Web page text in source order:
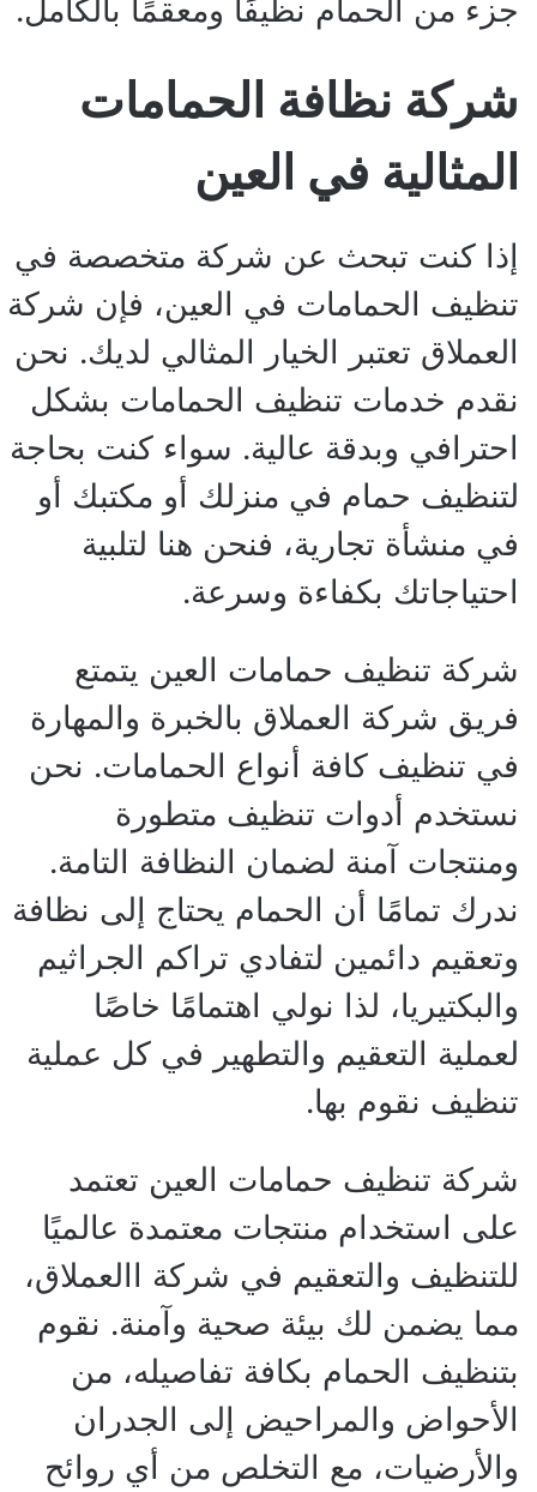
جزء من الحمام نظيفًا ومعقمًا بالكامل.
شركة نظافة الحمامات
المثالية في العين
إذا كنت تبحث عن شركة متخصصة في
تنظيف الحمامات في العين، فإن شركة
العملاق تعتبر الخيار المثالي لديك. نحن
نقدم خدمات تنظيف الحمامات بشكل
احترافي وبدقة عالية. سواء كنت بحاجة
لتنظيف حمام في منزلك أو مكتبك أو
في منشأة تجارية، فنحن هنا لتلبية
احتياجاتك بكفاءة وسرعة.
شركة تنظيف حمامات العين يتمتع
فريق شركة العملاق بالخبرة والمهارة
في تنظيف كافة أنواع الحمامات. نحن
نستخدم أدوات تنظيف متطورة
ومنتجات آمنة لضمان النظافة التامة.
ندرك تمامًا أن الحمام يحتاج إلى نظافة
وتعقيم دائمين لتفادي تراكم الجراثيم
والبكتيريا، لذا نولي اهتمامًا خاصًا
لعملية التعقيم والتطهير في كل عملية
تنظيف نقوم بها.
شركة تنظيف حمامات العين تعتمد
على استخدام منتجات معتمدة عالميًا
للتنظيف والتعقيم في شركة االعملاق،
مما يضمن لك بيئة صحية وآمنة. نقوم
بتنظيف الحمام بكافة تفاصيله، من
الأحواض والمراحيض إلى الجدران
والأرضيات، مع التخلص من أي روائح